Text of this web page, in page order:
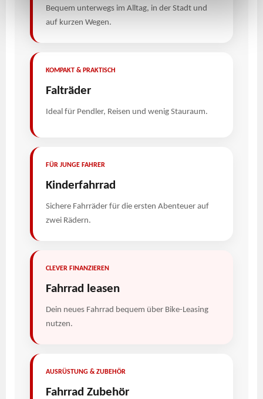
Deiner Verwendung unserer Website an unsere Partner
für soziale Medien, Werbung und Analysen weiter.
Unsere Partner führen diese Informationen
möglicherweise mit weiteren Daten zusammen, die Du
ihnen bereitgestellt hast oder die sie im Rahmen Deiner
Bequem unterwegs im Alltag, in der Stadt und
auf kurzen Wegen.
KOMPAKT & PRAKTISCH
Falträder
Ideal für Pendler, Reisen und wenig Stauraum.
FÜR JUNGE FAHRER
Kinderfahrrad
Sichere Fahrräder für die ersten Abenteuer auf
zwei Rädern.
CLEVER FINANZIEREN
Fahrrad leasen
Dein neues Fahrrad bequem über Bike-Leasing
nutzen.
AUSRÜSTUNG & ZUBEHÖR
Fahrrad Zubehör